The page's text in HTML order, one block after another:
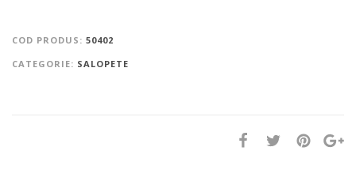
COD PRODUS: 50402
CATEGORIE: SALOPETE